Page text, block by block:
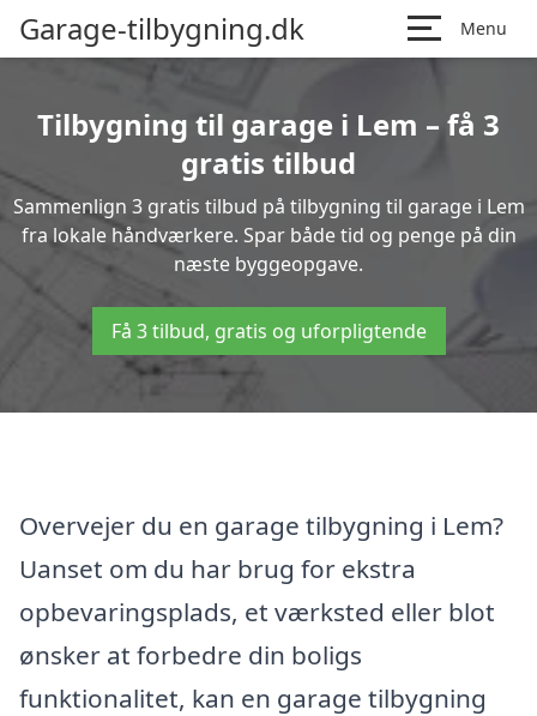
Garage-tilbygning.dk Menu
Tilbygning til garage i Lem – få 3
gratis tilbud
Sammenlign 3 gratis tilbud på tilbygning til garage i Lem
fra lokale håndværkere. Spar både tid og penge på din
næste byggeopgave.
Få 3 tilbud, gratis og uforpligtende
Overvejer du en garage tilbygning i Lem?
Uanset om du har brug for ekstra
opbevaringsplads, et værksted eller blot
ønsker at forbedre din boligs
funktionalitet, kan en garage tilbygning